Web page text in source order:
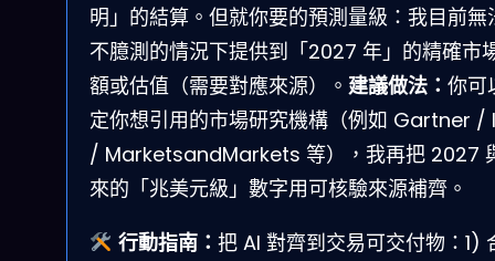
明」的結算。但就你要的預測量級：我目前無
不臆測的情況下提供到「2027 年」的精確市
額或估值（需要對應來源）。 建議做法： 你可
定你想引用的市場研究機構（例如 Gartner /
/ MarketsandMarkets 等），我再把 2027
來的「兆美元級」數字用可核驗來源補齊。
行動指南： 把 AI 對齊到交易可交付物：1)